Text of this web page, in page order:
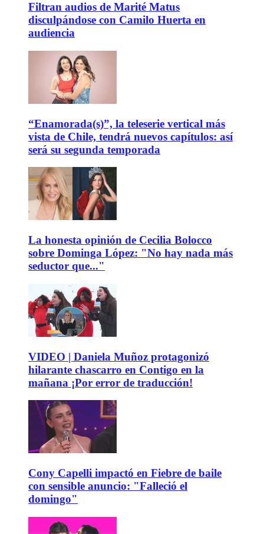
Filtran audios de Marité Matus
disculpándose con Camilo Huerta en
audiencia
“Enamorada(s)”, la teleserie vertical más
vista de Chile, tendrá nuevos capítulos: así
será su segunda temporada
La honesta opinión de Cecilia Bolocco
sobre Dominga López: "No hay nada más
seductor que..."
VIDEO | Daniela Muñoz protagonizó
hilarante chascarro en Contigo en la
mañana ¡Por error de traducción!
Cony Capelli impactó en Fiebre de baile
con sensible anuncio: "Falleció el
domingo"